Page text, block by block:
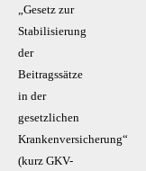
„Gesetz zur
Stabilisierung
der
Beitragssätze
in der
gesetzlichen
Krankenversicherung“
(kurz GKV-